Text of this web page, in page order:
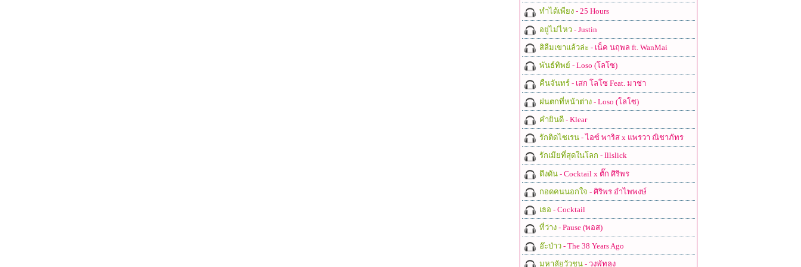
ทำได้เพียง- 25 Hours
อยู่ไม่ไหว- Justin
สิลืมเขาแล้วล่ะ - เน็ค นฤพล ft. WanMai
พันธ์ทิพย์ - Loso (โลโซ)
คืนจันทร์- เสก โลโซ Feat. มาช่า
ฝนตกที่หน้าต่าง- Loso (โลโซ)
คำยินดี- Klear
รักติดไซเรน- ไอซ์ พาริส x แพรวา ณิชาภัทร
รักเมียที่สุดในโลก - Illslick
ดึงดัน- Cocktail x ตั๊ก ศิริพร
กอดคนนอกใจ - ศิริพร อำไพพงษ์
เธอ - Cocktail
ที่ว่าง- Pause (พอส)
อ๊ะป่าว- The 38 Years Ago
มหาลัยวัวชน- วงพัทลุง